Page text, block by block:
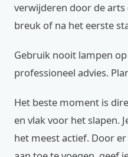
verwijderen door de
breuk of na het eerste
Gebruik nooit lampen
professioneel advies.
Het beste moment is
en vlak voor het slapen.
het meest actief. Door